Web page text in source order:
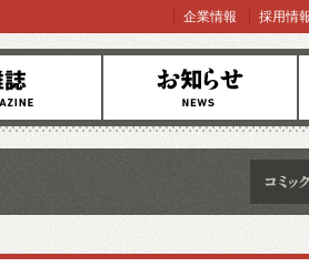
お知らせ
企業情報 採用情